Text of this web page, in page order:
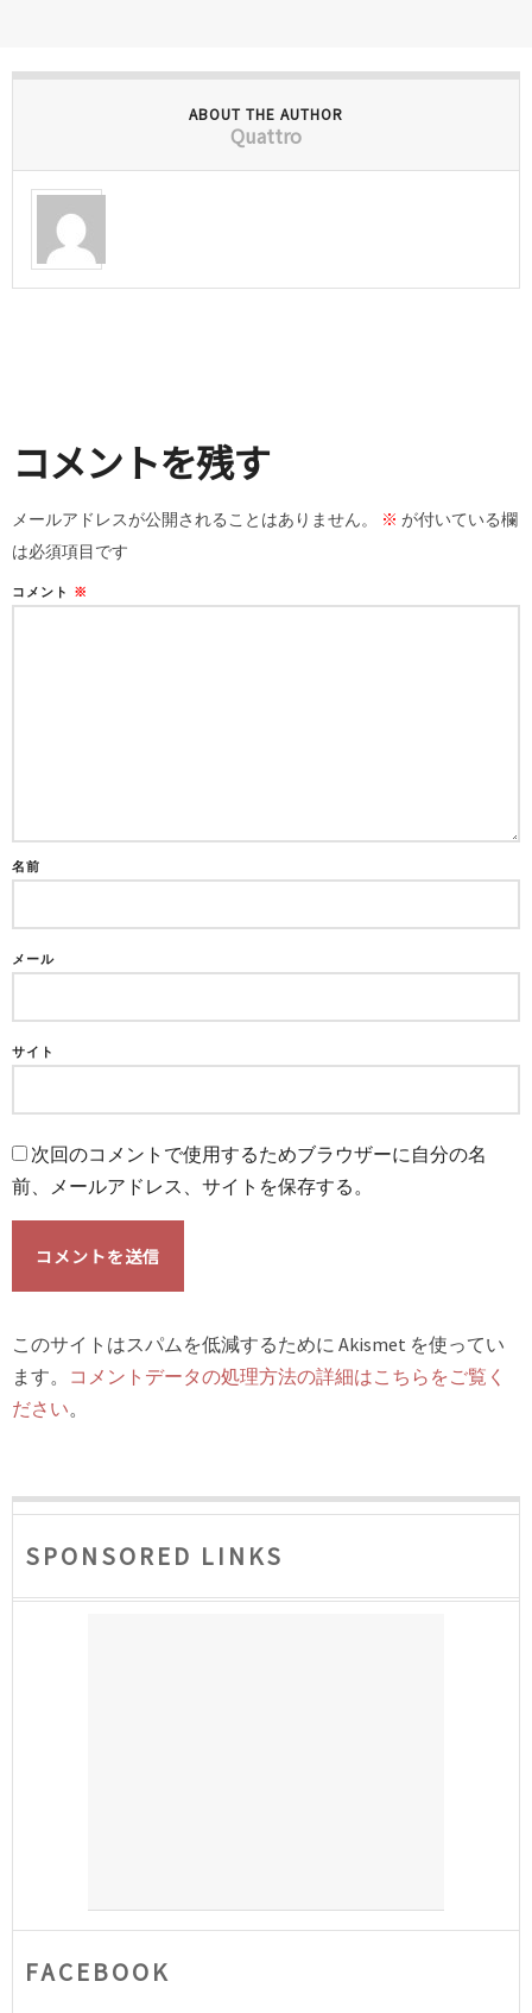
ABOUT THE AUTHOR
Quattro
コメントを残す
メールアドレスが公開されることはありません。 ※ が付いている欄
は必須項目です
コメント ※
名前
メール
サイト
次回のコメントで使用するためブラウザーに自分の名
前、メールアドレス、サイトを保存する。
このサイトはスパムを低減するために Akismet を使ってい
ます。 コメントデータの処理方法の詳細はこちらをご覧く
ださい。
SPONSORED LINKS
FACEBOOK